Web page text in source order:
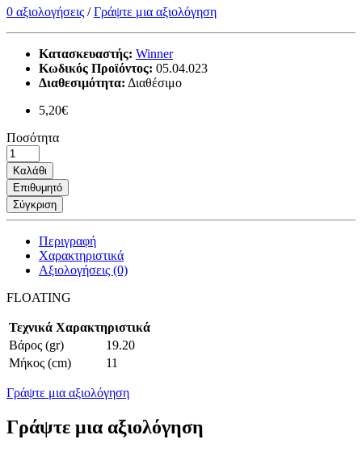
0 αξιολογήσεις /Γράψτε μια αξιολόγηση
Κατασκευαστής: Winner
Κωδικός Προϊόντος: 05.04.023
Διαθεσιμότητα: Διαθέσιμο
5,20€
Ποσότητα
Καλάθι
Επιθυμητό
Σύγκριση
Περιγραφή
Χαρακτηριστικά
Αξιολογήσεις (0)
FLOATING
Τεχνικά Χαρακτηριστικά
Βάρος (gr)
19.20
Μήκος (cm)
11
Γράψτε μια αξιολόγηση
Γράψτε μια αξιολόγηση